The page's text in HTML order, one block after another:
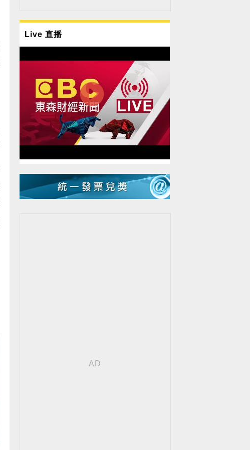
Live 直播